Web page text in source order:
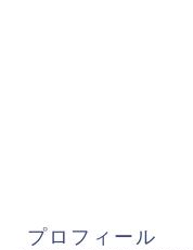
プロフィール